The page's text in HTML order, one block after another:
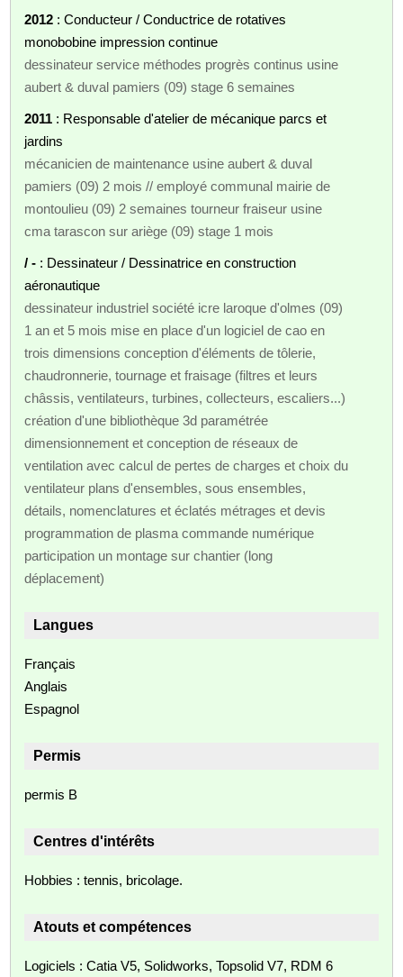
2012 : Conducteur / Conductrice de rotatives
monobobine impression continue
dessinateur service méthodes progrès continus usine
aubert & duval pamiers (09) stage 6 semaines
2011 : Responsable d'atelier de mécanique parcs et
jardins
mécanicien de maintenance usine aubert & duval
pamiers (09) 2 mois // employé communal mairie de
montoulieu (09) 2 semaines tourneur fraiseur usine
cma tarascon sur ariège (09) stage 1 mois
/ - : Dessinateur / Dessinatrice en construction
aéronautique
dessinateur industriel société icre laroque d'olmes (09)
1 an et 5 mois mise en place d'un logiciel de cao en
trois dimensions conception d'éléments de tôlerie,
chaudronnerie, tournage et fraisage (filtres et leurs
châssis, ventilateurs, turbines, collecteurs, escaliers...)
création d'une bibliothèque 3d paramétrée
dimensionnement et conception de réseaux de
ventilation avec calcul de pertes de charges et choix du
ventilateur plans d'ensembles, sous ensembles,
détails, nomenclatures et éclatés métrages et devis
programmation de plasma commande numérique
participation un montage sur chantier (long
déplacement)
Langues
Français
Anglais
Espagnol
Permis
permis B
Centres d'intérêts
Hobbies : tennis, bricolage.
Atouts et compétences
Logiciels : Catia V5, Solidworks, Topsolid V7, RDM 6